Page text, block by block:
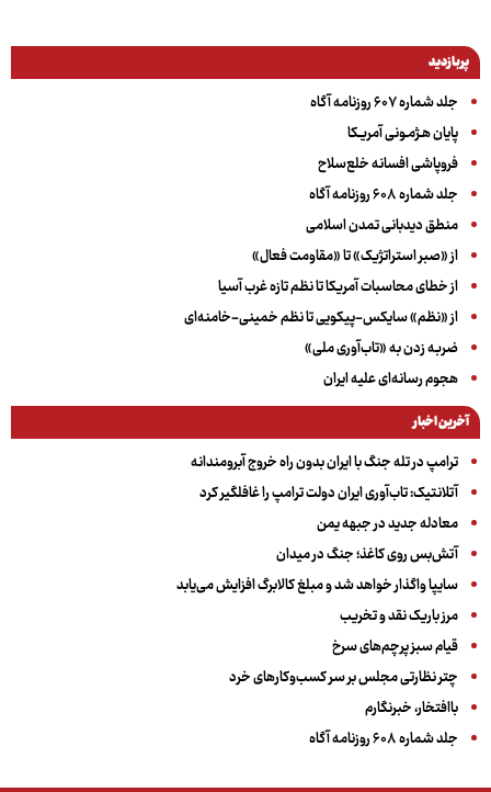
پربازدید
جلد شماره ۶۰۷ روزنامه آگاه
پایان هـژمـونی آمریـکا
فروپاشی افسانه خلع‌سلاح
جلد شماره ۶۰۸ روزنامه آگاه
منطق دیدبانی تمدن اسلامی
از «صبر استراتژیک» تا «مقاومت فعال»
از خطای محاسبات آمریکا تا نظم تازه غرب آسیا
از «نظم» سایکس-پیکویی تا نظم خمینی-خامنه‌ای
ضربه زدن به «تاب‌آوری ملی»
هجوم رسانه‌ای علیه ایران
آخرین اخبار
ترامپ در تله جنگ با ایران بدون راه خروج آبرومندانه
آتلانتیک: تاب‌آوری ایران دولت ترامپ را غافلگیر کرد
معادله جدید در جبهه یمن
آتش‌بس روی کاغذ؛ جنگ در میدان
سایپا واگذار خواهد شد و مبلغ کالابرگ افزایش می‌یابد
مرز باریک نقد و تخریب
قیام سبز پرچم‌های سرخ
چتر نظارتی مجلس بر سر کسب‌وکارهای خرد
باافتخار، خبرنگارم
جلد شماره ۶۰۸ روزنامه آگاه